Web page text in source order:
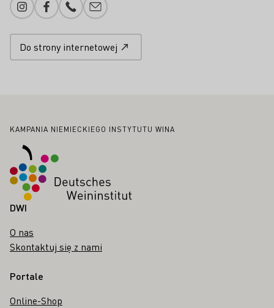
InstagramFacebookNumer telefonu
Proszę dodać e-mail
Do strony internetowej
Stopka
KAMPANIA NIEMIECKIEGO INSTYTUTU WINA
DWI
O nas
Skontaktuj się z nami
Portale
Online-Shop